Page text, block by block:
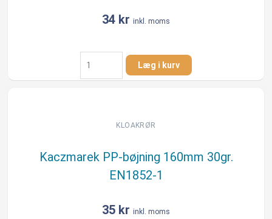
34 kr inkl. moms
Kaczmarek
PP-
bøjning
antal
Læg i kurv
KLOAKRØR
Kaczmarek PP-bøjning 160mm 30gr.
EN1852-1
35 kr inkl. moms